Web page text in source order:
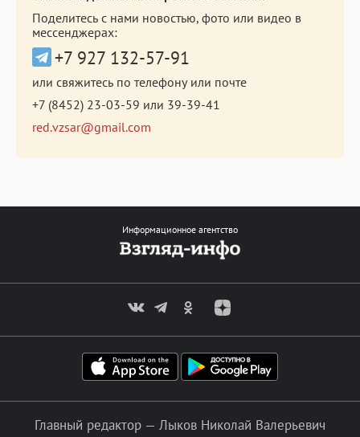
Поделитесь с нами новостью, фото или видео в
мессенджерах:
+7 927 132-57-91
или свяжитесь по телефону или почте
+7 (8452) 23-03-59 или 39-39-41
red.vzsar@gmail.com
Информационное агентство
Главный редактор — Лыков Николай Валерьевич